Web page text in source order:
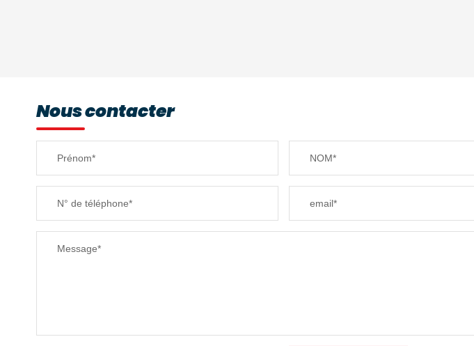
TAXE FONCIÈRE
RESTAURANTS ET CAFÉS COMMERCES
Nous contacter
Prénom* NOM*
N° de téléphone* email*
Message*